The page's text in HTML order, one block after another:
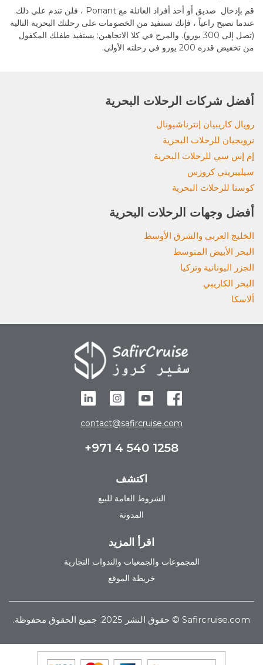
قم بإدخال صديق أو أحد أفراد العائلة مع Ponant ، فلن تندم على ذلك.
عندما تصبح راعياً ، فإنك تستفيد من الخصومات على رحلتك البحرية التالية
(تصل إلى 300 يورو). والمرح في كلا الاتجاهين: يستفيد طفلك المكفول
من تخفيض قدره 200 يورو في رحلته الأولى.
أفضل شركات الرحلات البحرية
رويال كاريبيان إنترناشيونال
نرويجيان للرحلات البحرية
إم إس سي للرحلات البحرية
سيليبريتي كروزس
كوستا للرحلات البحرية
أفضل وجهات الرحلات البحرية
الخليج العربي والشرق الأوسط
البحر الأبيض المتوسط
الجزر اليونانية وتركيا
البحر الكاريبي
ألاسكا
contact@safircruise.com
+971 4 540 1258
اكتشف
الشروط العامة للبيع
المدونة
اقرأ المزيد
المجموعات والجمعيات والندوات التجارية
خريطة الموقع
Safircruise.com © حقوق النشر 2025. جميع الحقوق محفوظة.